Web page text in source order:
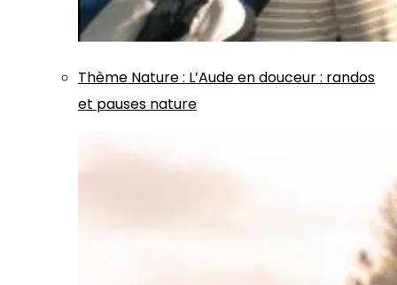
Thème Nature: L’Aude en douceur : randos
et pauses nature